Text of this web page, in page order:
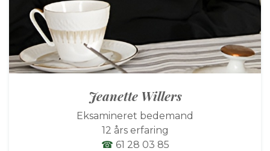
Jeanette Willers
Eksamineret bedemand
12 års erfaring
☎ 61 28 03 85